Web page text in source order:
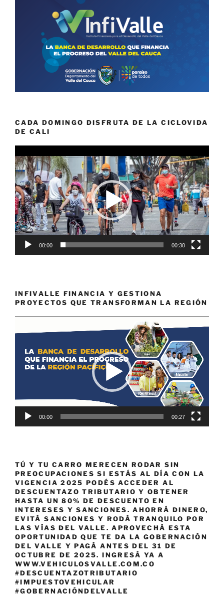
CADA DOMINGO DISFRUTA DE LA CICLOVIDA
DE CALI
de
vídeo
00:00 00:30
INFIVALLE FINANCIA Y GESTIONA
PROYECTOS QUE TRANSFORMAN LA REGIÓN
de
00:00 00:27
TÚ Y TU CARRO MERECEN RODAR SIN
PREOCUPACIONES SI ESTÁS AL DÍA CON LA
VIGENCIA 2025 PODÉS ACCEDER AL
DESCUENTAZO TRIBUTARIO Y OBTENER
HASTA UN 80% DE DESCUENTO EN
INTERESES Y SANCIONES. AHORRÁ DINERO,
EVITÁ SANCIONES Y RODÁ TRANQUILO POR
LAS VÍAS DEL VALLE. APROVECHÁ ESTA
OPORTUNIDAD QUE TE DA LA GOBERNACIÓN
DEL VALLE Y PAGÁ ANTES DEL 31 DE
OCTUBRE DE 2025. INGRESÁ YA A
WWW.VEHICULOSVALLE.COM.CO
#DESCUENTAZOTRIBUTARIO
#IMPUESTOVEHICULAR
#GOBERNACIÓNDELVALLE